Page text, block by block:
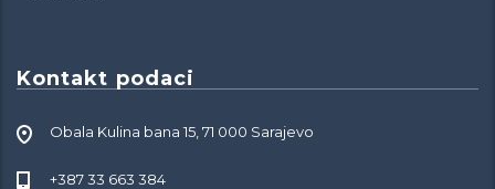
Kontakt podaci
Obala Kulina bana 15, 71 000 Sarajevo
+387 33 663 384